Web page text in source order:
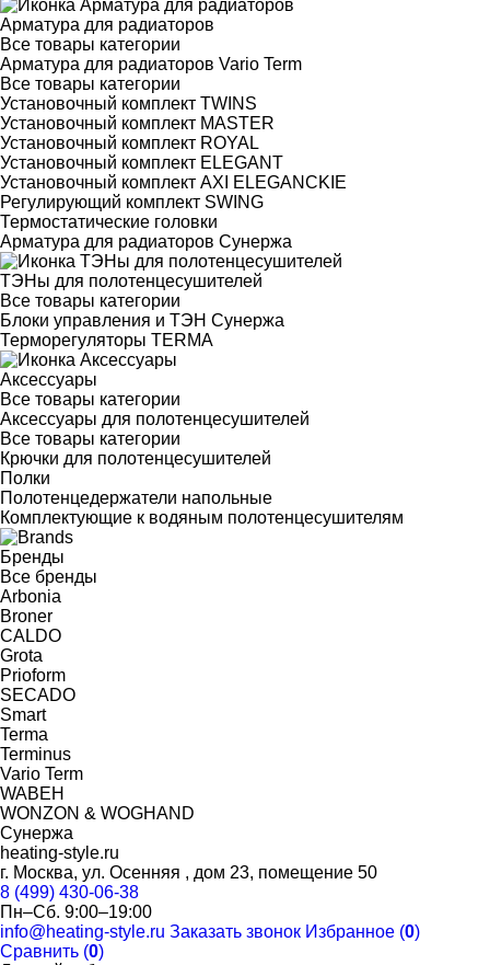
Арматура для радиаторов
Все товары категории
Арматура для радиаторов Vario Term
Все товары категории
Установочный комплект TWINS
Установочный комплект MASTER
Установочный комплект ROYAL
Установочный комплект ELEGANT
Установочный комплект AXI ELEGANCKIE
Регулирующий комплект SWING
Термостатические головки
Арматура для радиаторов Сунержа
ТЭНы для полотенцесушителей
Все товары категории
Блоки управления и ТЭН Сунержа
Терморегуляторы TERMA
Аксессуары
Все товары категории
Аксессуары для полотенцесушителей
Все товары категории
Крючки для полотенцесушителей
Полки
Полотенцедержатели напольные
Комплектующие к водяным полотенцесушителям
Бренды
Все бренды
Arbonia
Broner
CALDO
Grota
Prioform
SECADO
Smart
Terma
Terminus
Vario Term
WABEH
WONZON & WOGHAND
Сунержа
heating-style.ru
г. Москва, ул. Осенняя , дом 23, помещение 50
8 (499) 430-06-38
Пн–Сб. 9:00–19:00
info@heating-style.ru Заказать звонок Избранное (0)
Сравнить (0)